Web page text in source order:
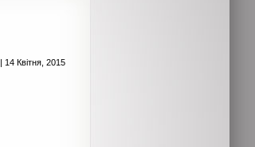
| 14 Квітня, 2015